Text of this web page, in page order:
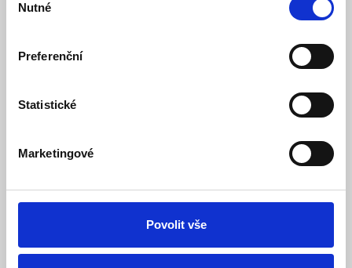
souhlasu
Nutné
Preferenční
Statistické
Marketingové
Povolit vše
DIČ
Firma